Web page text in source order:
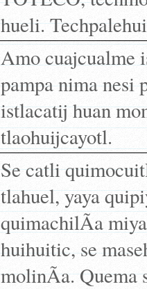
hueli.
Amo cuajcualme
pampa nima nesi
istlacatij huan
tlaohuijcayotl.
Se catli
tlahuel, yaya
quimachilÃ­a
huihuitic, se
molinÃ­a. Quema